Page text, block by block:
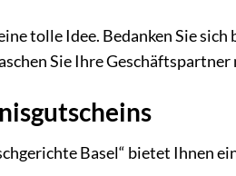
tolle Idee. Bedanken Sie
Sie Ihre
Basel“ bietet Ihnen